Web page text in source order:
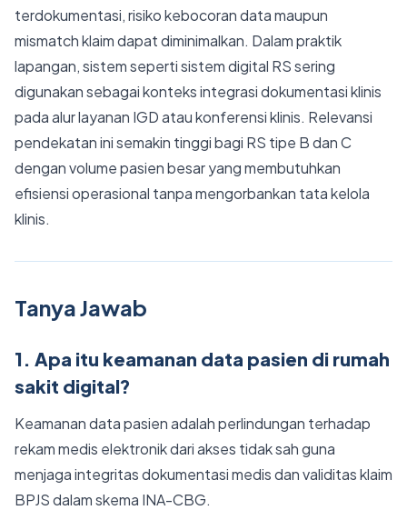
terdokumentasi, risiko kebocoran data maupun
mismatch klaim dapat diminimalkan. Dalam praktik
lapangan, sistem seperti sistem digital RS sering
digunakan sebagai konteks integrasi dokumentasi klinis
pada alur layanan IGD atau konferensi klinis. Relevansi
pendekatan ini semakin tinggi bagi RS tipe B dan C
dengan volume pasien besar yang membutuhkan
efisiensi operasional tanpa mengorbankan tata kelola
klinis.
Tanya Jawab
1. Apa itu keamanan data pasien di rumah
sakit digital?
Keamanan data pasien adalah perlindungan terhadap
rekam medis elektronik dari akses tidak sah guna
menjaga integritas dokumentasi medis dan validitas klaim
BPJS dalam skema INA-CBG.